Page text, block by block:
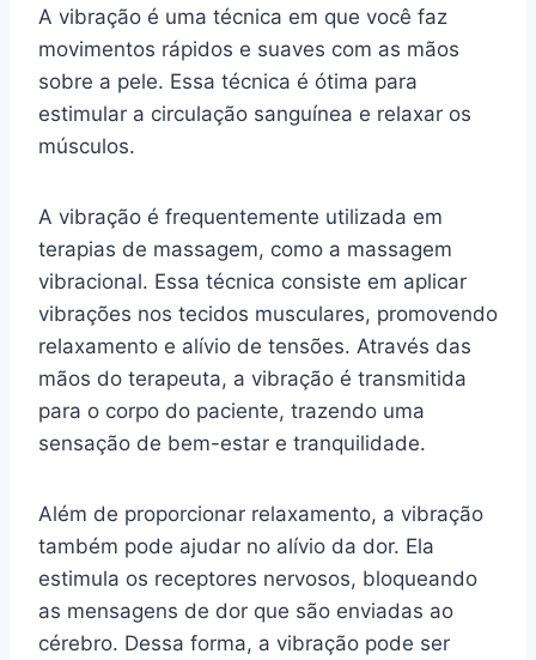
A vibração é uma técnica em que você faz
movimentos rápidos e suaves com as mãos
sobre a pele. Essa técnica é ótima para
estimular a circulação sanguínea e relaxar os
músculos.
A vibração é frequentemente utilizada em
terapias de massagem, como a massagem
vibracional. Essa técnica consiste em aplicar
vibrações nos tecidos musculares, promovendo
relaxamento e alívio de tensões. Através das
mãos do terapeuta, a vibração é transmitida
para o corpo do paciente, trazendo uma
sensação de bem-estar e tranquilidade.
Além de proporcionar relaxamento, a vibração
também pode ajudar no alívio da dor. Ela
estimula os receptores nervosos, bloqueando
as mensagens de dor que são enviadas ao
cérebro. Dessa forma, a vibração pode ser